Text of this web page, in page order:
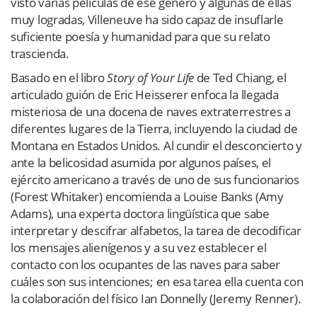
muy logradas, Villeneuve ha sido capaz de insuflarle
suficiente poesía y humanidad para que su relato
trascienda.
Basado en el libroStory of Your Lifede Ted Chiang, el
articulado guión de Eric Heisserer enfoca la llegada
misteriosa de una docena de naves extraterrestres a
diferentes lugares de la Tierra, incluyendo la ciudad de
Montana en Estados Unidos. Al cundir el desconcierto y
ante la belicosidad asumida por algunos países, el
ejército americano a través de uno de sus funcionarios
(Forest Whitaker) encomienda a Louise Banks (Amy
Adams), una experta doctora lingüística que sabe
interpretar y descifrar alfabetos, la tarea de decodificar
los mensajes alienígenos y a su vez establecer el
contacto con los ocupantes de las naves para saber
cuáles son sus intenciones; en esa tarea ella cuenta con
la colaboración del físico Ian Donnelly (Jeremy Renner).